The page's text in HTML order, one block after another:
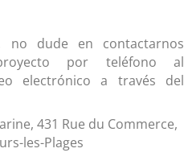
no dude en contactarnos
por teléfono al
electrónico a través del
431 Rue du Commerce,
les-Plages